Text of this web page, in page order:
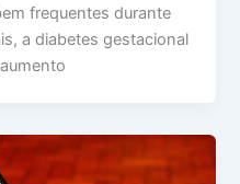
frequentes durante
a diabetes gestacional